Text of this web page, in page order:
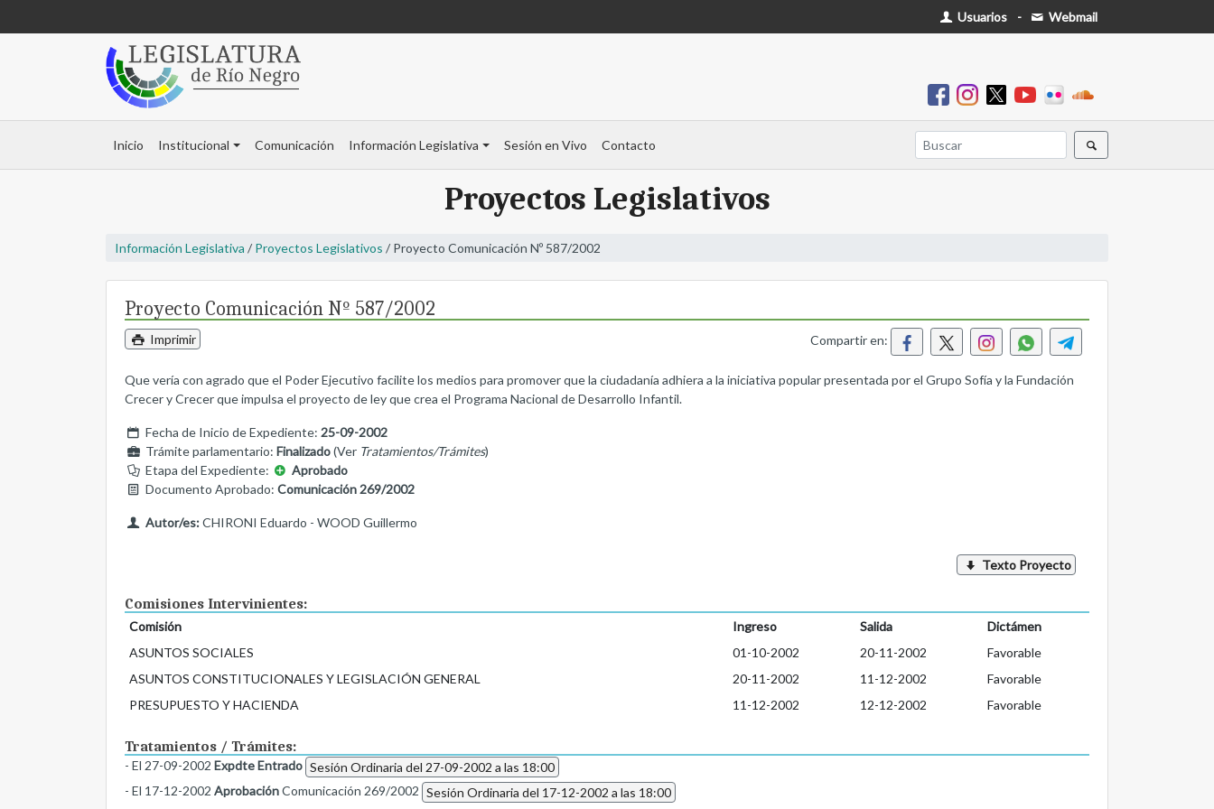
Usuarios - Webmail
Inicio Institucional Comunicación Información Legislativa Sesión en Vivo Contacto
Proyectos Legislativos
Información Legislativa / Proyectos Legislativos / Proyecto Comunicación Nº 587/2002
Proyecto Comunicación Nº 587/2002
Imprimir Compartir en:
Que vería con agrado que el Poder Ejecutivo facilite los medios para promover que la ciudadanía adhiera a la iniciativa popular presentada por el Grupo Sofía y la Fundación
Crecer y Crecer que impulsa el proyecto de ley que crea el Programa Nacional de Desarrollo Infantil.
Fecha de Inicio de Expediente: 25-09-2002
Trámite parlamentario: Finalizado(Ver Tratamientos/Trámites)
Etapa del Expediente:
Aprobado
Documento Aprobado: Comunicación 269/2002
Autor/es:CHIRONI Eduardo - WOOD Guillermo
Texto Proyecto
Comisiones Intervinientes:
Comisión Ingreso Salida
Dictámen
ASUNTOS SOCIALES
01-10-2002 20-11-2002
Favorable
ASUNTOS CONSTITUCIONALES Y LEGISLACIÓN GENERAL
20-11-2002 11-12-2002
Favorable
PRESUPUESTO Y HACIENDA
11-12-2002 12-12-2002 Favorable
Tratamientos / Trámites:
- El 27-09-2002 Expdte Entrado Sesión Ordinaria del 27-09-2002 a las 18:00
- El 17-12-2002 AprobaciónComunicación 269/2002 Sesión Ordinaria del 17-12-2002 a las 18:00